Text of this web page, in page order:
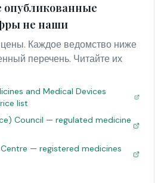
не наши
Каждое ведомство ниже
перечень. Читайте их
and Medical Devices
list
Council — regulated medicine
— registered medicines